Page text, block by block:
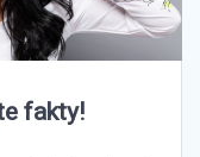
fakty!